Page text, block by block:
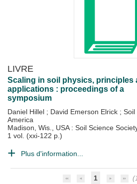
LIVRE
Scaling in soil physics, principles
applications : proceedings of a
symposium
Daniel Hillel ; David Emerson Elrick ; Soil
America
Madison, Wis., USA : Soil Science
1 vol. (xxi-122 p.)
Plus d'information...
1